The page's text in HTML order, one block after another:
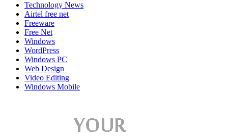
Technology News
Airtel free net
Freeware
Free Net
Windows
WordPress
Windows PC
Web Design
Video Editing
Windows Mobile